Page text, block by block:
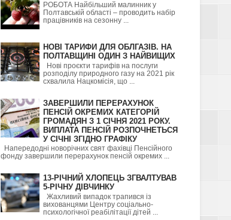
РОБОТА Найбільший малинник у
Полтавській області – проводить набір
працівників на сезонну ...
НОВІ ТАРИФИ ДЛЯ ОБЛГАЗІВ. НА
ПОЛТАВЩИНІ ОДИН З НАЙВИЩИХ
Нові проєкти тарифів на послуги
розподілу природного газу на 2021 рік
схвалила Нацкомісія, що ...
ЗАВЕРШИЛИ ПЕРЕРАХУНОК
ПЕНСІЙ ОКРЕМИХ КАТЕГОРІЙ
ГРОМАДЯН З 1 СІЧНЯ 2021 РОКУ.
ВИПЛАТА ПЕНСІЙ РОЗПОЧНЕТЬСЯ
У СІЧНІ ЗГІДНО ГРАФІКУ
Напередодні новорічних свят фахівці Пенсійного
фонду завершили перерахунок пенсій окремих ...
13-РІЧНИЙ ХЛОПЕЦЬ ЗГВАЛТУВАВ
5-РІЧНУ ДІВЧИНКУ
Жахливий випадок трапився із
вихованцями Центру соціально-
психологічної реабілітації дітей ...